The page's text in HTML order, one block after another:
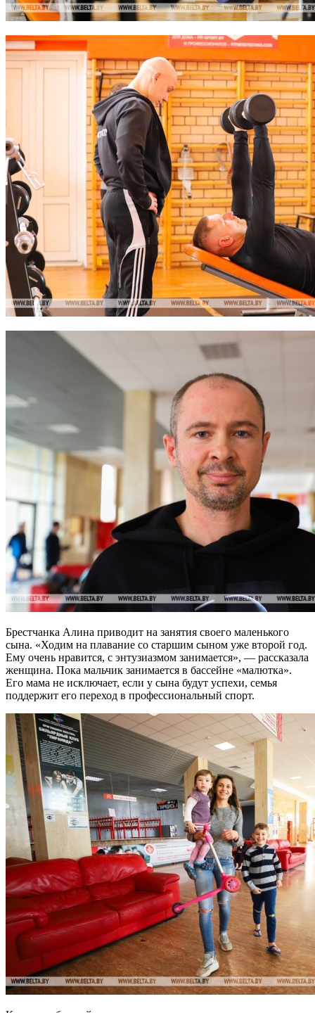
Брестчанка Алина приводит на занятия своего маленького
сына. «Ходим на плавание со старшим сыном уже второй год.
Ему очень нравится, с энтузиазмом занимается», — рассказала
женщина. Пока мальчик занимается в бассейне «малютка».
Его мама не исключает, если у сына будут успехи, семья
поддержит его переход в профессиональный спорт.